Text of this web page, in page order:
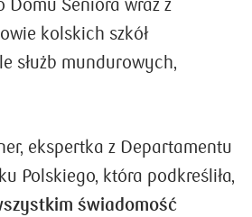
Domu Seniora wraz z
kolskich szkół
służb mundurowych,
ekspertka z Departamentu
Polskiego, która podkreśliła,
świadomość